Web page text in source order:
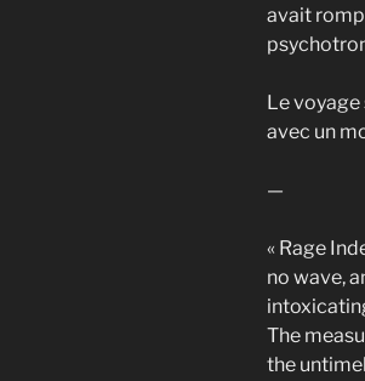
avait
Le
avec un
—
« Rage
no wave,
The
the